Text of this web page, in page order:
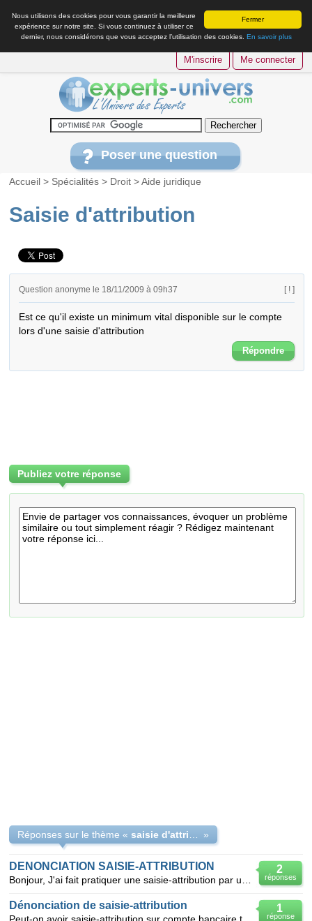
Fermer
Nous utilisons des cookies pour vous garantir la meilleure
expérience sur notre site. Si vous continuez à utiliser ce
dernier, nous considérons que vous acceptez l’utilisation des cookies. En savoir plus
M'inscrire Me connecter
Poser une question
Accueil > Spécialités > Droit >Aide juridique
Saisie d'attribution
Question anonyme le 18/11/2009 à 09h37 [ ! ]
Est ce qu'il existe un minimum vital disponible sur le compte
lors d'une saisie d'attribution
Répondre
Publiez votre réponse
Réponses sur le thème « »
2
réponses
DENONCIATION SAISIE-ATTRIBUTION
1
réponse
Dénonciation de saisie-attribution